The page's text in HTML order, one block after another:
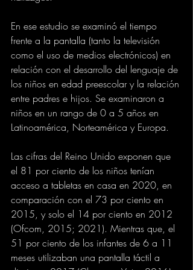
En ese estudio se examinó el tiempo
frente a la pantalla (tanto la televisión
como el uso de medios electrónicos) en
relación con el desarrollo del lenguaje de
los niños en edad preescolar y la relación
entre padres e hijos. Se examinaron a
niños en un rango de 0 a 5 años en
Latinoamérica, Norteamérica y Europa.
Las cifras del Reino Unido exponen que
el 81 por ciento de los niños tenían
acceso a tabletas en casa en 2020, en
comparación con el 73 por ciento en
2015, y solo el 14 por ciento en 2012
(Ofcom, 2015; 2021). Mientras que, el
51 por ciento de los infantes de 6 a 11
meses utilizaban una pantalla táctil a